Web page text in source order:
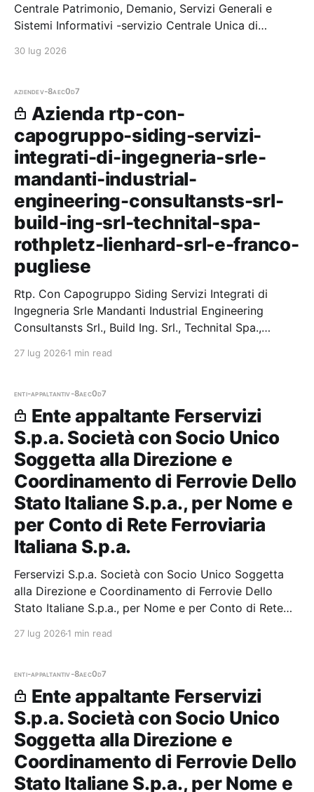
Centrale Patrimonio, Demanio, Servizi Generali e
Sistemi Informativi -servizio Centrale Unica di
0 partecipazioni. Il
30 lug 2026
aziendev-8aec0d7
Azienda rtp-con-
capogruppo-siding-servizi-
integrati-di-ingegneria-srle-
mandanti-industrial-
engineering-consultansts-srl-
build-ing-srl-technital-spa-
rothpletz-lienhard-srl-e-franco-
pugliese
Rtp. Con Capogruppo Siding Servizi Integrati di
Ingegneria Srle Mandanti Industrial Engineering
Consultansts Srl., Build Ing. Srl., Technital Spa.,
vinte, 1 partecipazio
27 lug 2026 1 min read
enti-appaltantiv-8aec0d7
Ente appaltante Ferservizi
S.p.a. Società con Socio Unico
Soggetta alla Direzione e
Coordinamento di Ferrovie Dello
Stato Italiane S.p.a., per Nome e
per Conto di Rete Ferroviaria
Italiana S.p.a.
Ferservizi S.p.a. Società con Socio Unico Soggetta
alla Direzione e Coordinamento di Ferrovie Dello
Stato Italiane S.p.a., per Nome e per Conto di Rete
partecipazioni.
27 lug 2026 1 min read
enti-appaltantiv-8aec0d7
Ente appaltante Ferservizi
S.p.a. Società con Socio Unico
Soggetta alla Direzione e
Coordinamento di Ferrovie Dello
Stato Italiane S.p.a., per Nome e